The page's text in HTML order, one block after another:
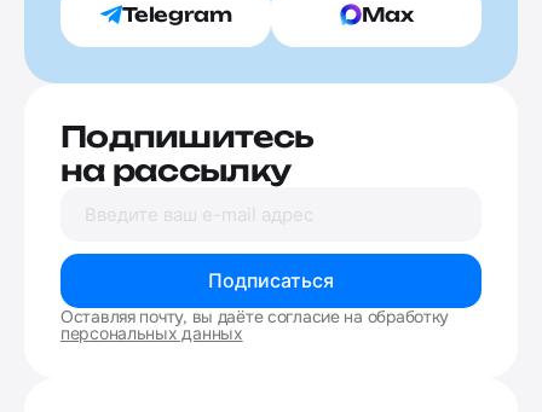
Telegram Max
Подпишитесь
на рассылку
Подписаться
Оставляя почту, вы даёте согласие на обработку
персональных данных